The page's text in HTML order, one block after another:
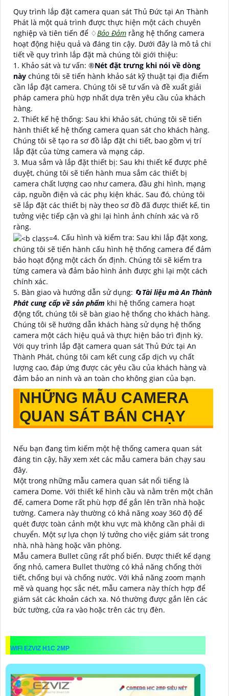
Quy trình lắp đặt camera quan sát Thủ Đức tại An Thành
Phát là một quá trình được thực hiện một cách chuyên
nghiệp và tiên tiến để ♢Bảo Đảm rằng hệ thống camera
hoạt động hiệu quả và đáng tin cậy. Dưới đây là mô tả chi
tiết về quy trình lắp đặt mà chúng tôi giới thiệu:
1. Khảo sát và tư vấn: ®️Nét đặt trưng khi nói về dòng
này chúng tôi sẽ tiến hành khảo sát kỹ thuật tại địa điểm
cần lắp đặt camera. Chúng tôi sẽ tư vấn và đề xuất giải
pháp camera phù hợp nhất dựa trên yêu cầu của khách
hàng.
2. Thiết kế hệ thống: Sau khi khảo sát, chúng tôi sẽ tiến
hành thiết kế hệ thống camera quan sát cho khách hàng.
Chúng tôi sẽ tạo ra sơ đồ lắp đặt chi tiết, bao gồm vị trí
lắp đặt của từng camera và mạng cáp.
3. Mua sắm và lắp đặt thiết bị: Sau khi thiết kế được phê
duyệt, chúng tôi sẽ tiến hành mua sắm các thiết bị
camera chất lượng cao như camera, đầu ghi hình, mạng
cáp, nguồn điện và các phụ kiện khác. Sau đó, chúng tôi
sẽ lắp đặt các thiết bị này theo sơ đồ đã được thiết kế, tin
tưởng việc tiếp cận và ghi lại hình ảnh chính xác và rõ
ràng.
4. Cấu hình và kiểm tra: Sau khi lắp đặt xong,
chúng tôi sẽ tiến hành cấu hình hệ thống camera để đảm
bảo hoạt động một cách ổn định. Chúng tôi sẽ kiểm tra
từng camera và đảm bảo hình ảnh được ghi lại một cách
chính xác.
5. Bàn giao và hướng dẫn sử dụng: 🔄Tài liệu mà An Thành
Phát cung cấp về sản phẩm khi hệ thống camera hoạt
động tốt, chúng tôi sẽ bàn giao hệ thống cho khách hàng.
Chúng tôi sẽ hướng dẫn khách hàng sử dụng hệ thống
camera một cách hiệu quả và thực hiện bảo trì định kỳ.
Với quy trình lắp đặt camera quan sát Thủ Đức tại An
Thành Phát, chúng tôi cam kết cung cấp dịch vụ chất
lượng cao, đáp ứng được các yêu cầu của khách hàng và
đảm bảo an ninh và an toàn cho không gian của bạn.
NHỮNG MẪU CAMERA
QUAN SÁT BÁN CHẠY
Nếu bạn đang tìm kiếm một hệ thống camera quan sát
đáng tin cậy, hãy xem xét các mẫu camera bán chạy sau
đây.
Một trong những mẫu camera quan sát nổi tiếng là
camera Dome. Với thiết kế hình cầu và nằm trên một chân
đế, camera Dome rất phù hợp để gắn lên trần nhà hoặc
tường. Camera này thường có khả năng xoay 360 độ để
quét được toàn cảnh một khu vực mà không cần phải di
chuyển. Một sự lựa chọn lý tưởng cho việc giám sát trong
nhà, nhà hàng hoặc văn phòng.
Mẫu camera Bullet cũng rất phổ biến. Được thiết kế dạng
ống nhỏ, camera Bullet thường có khả năng chống thời
tiết, chống bụi và chống nước. Với khả năng zoom mạnh
mẽ và quang học sắc nét, mẫu camera này thích hợp để
giám sát các khoản cách xa. Nó thường được gắn lên các
bức tường, cửa ra vào hoặc trên các trụ đèn.
WIFI EZVIZ H1C 2MP